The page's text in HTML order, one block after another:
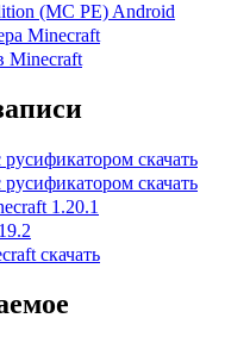
(MC PE) Android
Minecraft
Minecraft
скачать
скачать
1.20.1
скачать